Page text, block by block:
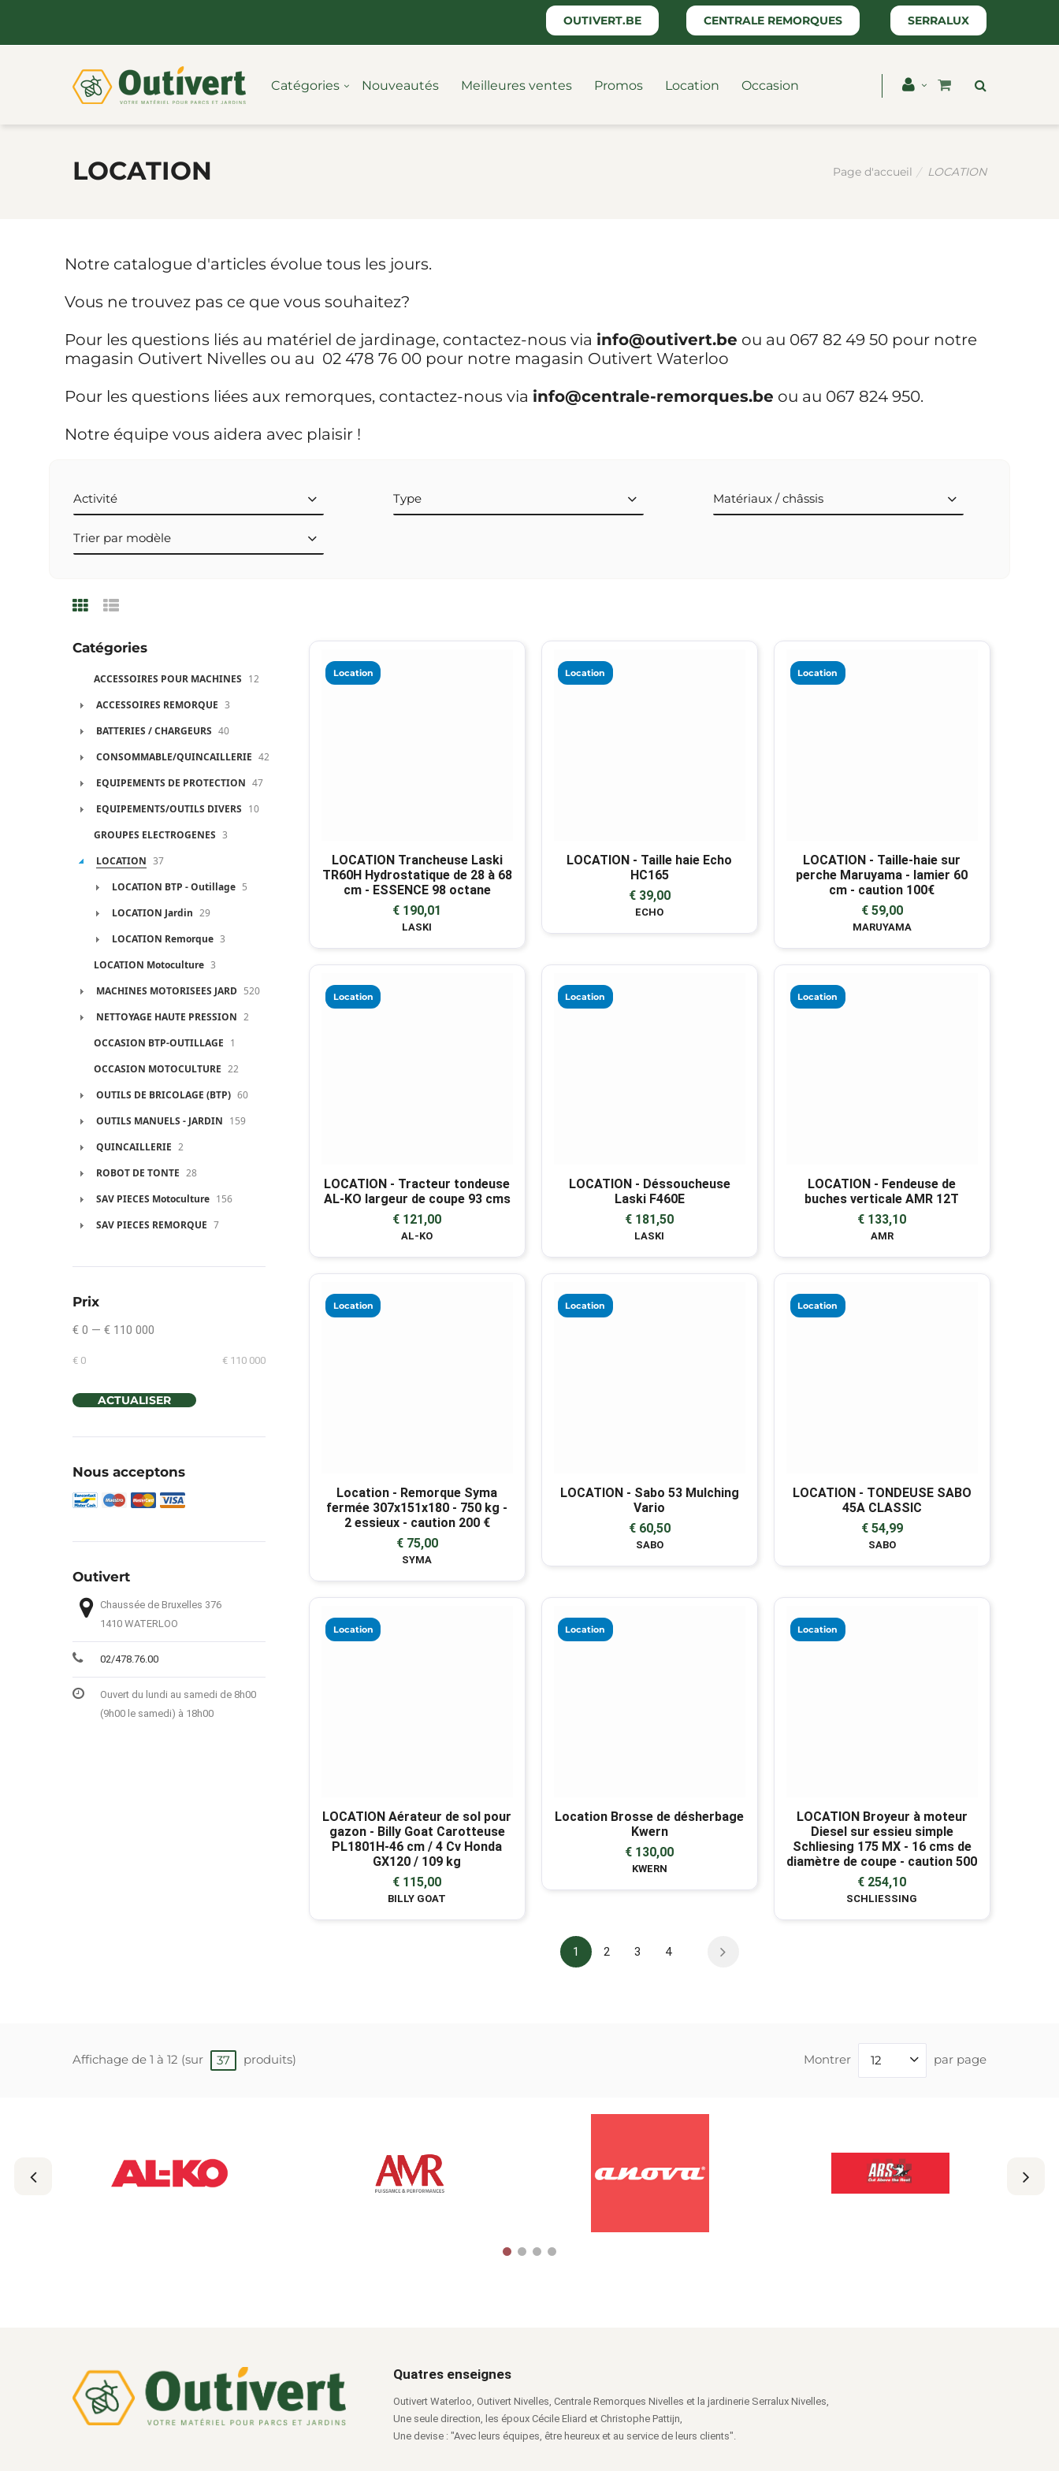
OUTIVERT.BE CENTRALE REMORQUES SERRALUX
Catégories Nouveautés Meilleures ventes Promos Location Occasion
LOCATION Page d'accueil LOCATION
Notre catalogue d'articles évolue tous les jours.
Vous ne trouvez pas ce que vous souhaitez?
Pour les questions liés au matériel de jardinage, contactez-nous via info@outivert.be ou au 067 82 49 50 pour notre
magasin Outivert Nivelles ou au 02 478 76 00 pour notre magasin Outivert Waterloo
Pour les questions liées aux remorques, contactez-nous via info@centrale-remorques.be ou au 067 824 950.
Notre équipe vous aidera avec plaisir !
Activité Type Matériaux / châssis
Trier par modèle
Location
LOCATION Trancheuse Laski
TR60H Hydrostatique de 28 à 68
cm - ESSENCE 98 octane
€ 190,01
LASKI
Location
LOCATION - Taille haie Echo
HC165
€ 39,00
ECHO
Location
LOCATION - Taille-haie sur
perche Maruyama - lamier 60
cm - caution 100€
€ 59,00
MARUYAMA
Location
LOCATION - Tracteur tondeuse
AL-KO largeur de coupe 93 cms
€ 121,00
AL-KO
Location
LOCATION - Déssoucheuse
Laski F460E
€ 181,50
LASKI
Location
LOCATION - Fendeuse de
buches verticale AMR 12T
€ 133,10
AMR
Location
Location - Remorque Syma
fermée 307x151x180 - 750 kg -
2 essieux - caution 200 €
€ 75,00
SYMA
Location
LOCATION - Sabo 53 Mulching
Vario
€ 60,50
SABO
Location
LOCATION - TONDEUSE SABO
45A CLASSIC
€ 54,99
SABO
Location
LOCATION Aérateur de sol pour
gazon - Billy Goat Carotteuse
PL1801H-46 cm / 4 Cv Honda
GX120 / 109 kg
€ 115,00
BILLY GOAT
Location
Location Brosse de désherbage
Kwern
€ 130,00
KWERN
Location
LOCATION Broyeur à moteur
Diesel sur essieu simple
Schliesing 175 MX - 16 cms de
diamètre de coupe - caution 500
€ 254,10
SCHLIESSING
1 2 3 4
Catégories
ACCESSOIRES POUR MACHINES 12
ACCESSOIRES REMORQUE 3
BATTERIES / CHARGEURS 40
CONSOMMABLE/QUINCAILLERIE 42
EQUIPEMENTS DE PROTECTION 47
EQUIPEMENTS/OUTILS DIVERS 10
GROUPES ELECTROGENES 3
LOCATION 37
LOCATION BTP - Outillage 5
LOCATION Jardin 29
LOCATION Remorque 3
LOCATION Motoculture 3
MACHINES MOTORISEES JARD 520
NETTOYAGE HAUTE PRESSION 2
OCCASION BTP-OUTILLAGE 1
OCCASION MOTOCULTURE 22
OUTILS DE BRICOLAGE (BTP) 60
OUTILS MANUELS - JARDIN 159
QUINCAILLERIE 2
ROBOT DE TONTE 28
SAV PIECES Motoculture 156
SAV PIECES REMORQUE 7
Prix
€ 0 — € 110 000
€ 0 € 110 000
ACTUALISER
Nous acceptons
Outivert
Chaussée de Bruxelles 376
1410 WATERLOO
02/478.76.00
Ouvert du lundi au samedi de 8h00
(9h00 le samedi) à 18h00
Affichage de 1 à 12 (sur 37 produits) Montrer 12 par page
Quatres enseignes
Outivert Waterloo, Outivert Nivelles, Centrale Remorques Nivelles et la jardinerie Serralux Nivelles,
Une seule direction, les époux Cécile Eliard et Christophe Pattijn,
Une devise : "Avec leurs équipes, être heureux et au service de leurs clients".